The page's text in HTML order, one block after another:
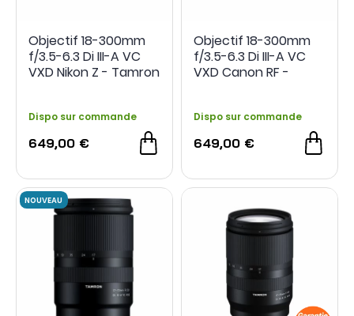
Objectif 18-300mm
f/3.5-6.3 Di III-A VC
VXD Nikon Z - Tamron
Dispo sur commande
649,00 €
Objectif 18-300mm
f/3.5-6.3 Di III-A VC
VXD Canon RF -
Dispo sur commande
649,00 €